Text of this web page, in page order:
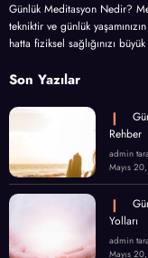
Günlük Meditasyon Nedir?
tekniktir ve günlük
hatta fiziksel sağlığınızı
Son Yazılar
Rehber
admin
Mayıs
Yolları
admin
Mayıs